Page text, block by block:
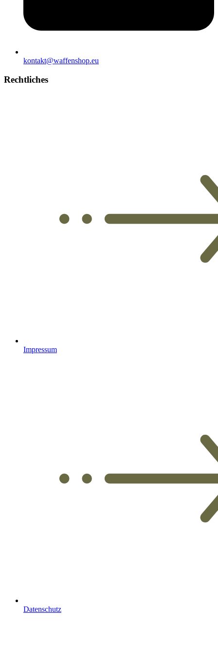
kontakt@waffenshop.eu
Rechtliches
Impressum
Datenschutz